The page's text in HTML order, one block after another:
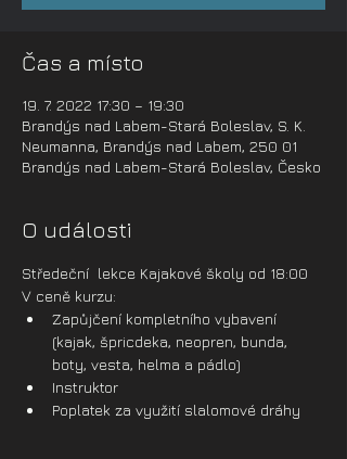
Čas a místo
19. 7. 2022 17:30 – 19:30
Brandýs nad Labem-Stará Boleslav, S. K.
Neumanna, Brandýs nad Labem, 250 01
Brandýs nad Labem-Stará Boleslav, Česko
O události
Středeční  lekce Kajakové školy od 18:00
V ceně kurzu:
Zapůjčení kompletního vybavení
(kajak, špricdeka, neopren, bunda,
boty, vesta, helma a pádlo)
Instruktor
Poplatek za využití slalomové dráhy